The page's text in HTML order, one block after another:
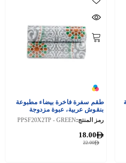
طقم سفرة فاخرة بيضاء مطبوعة
بنقوش عربية، عبوة مزدوجة
رمز المنتج:PPSF20X2TP - GREEN
22.00
18.00